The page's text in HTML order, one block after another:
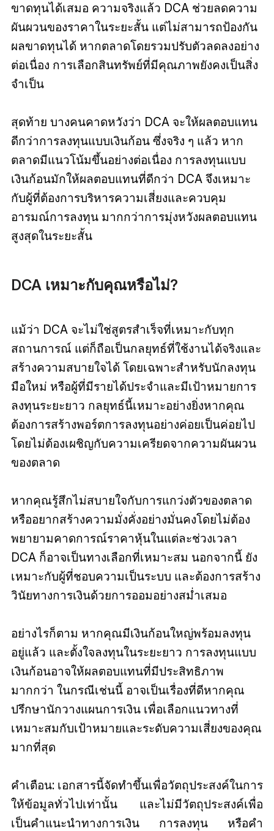
ขาดทุนได้เสมอ ความจริงแล้ว DCA ช่วยลดความ
ผันผวนของราคาในระยะสั้น แต่ไม่สามารถป้องกัน
ผลขาดทุนได้ หากตลาดโดยรวมปรับตัวลดลงอย่าง
ต่อเนื่อง การเลือกสินทรัพย์ที่มีคุณภาพยังคงเป็นสิ่ง
จำเป็น
สุดท้าย บางคนคาดหวังว่า DCA จะให้ผลตอบแทน
ดีกว่าการลงทุนแบบเงินก้อน ซึ่งจริง ๆ แล้ว หาก
ตลาดมีแนวโน้มขึ้นอย่างต่อเนื่อง การลงทุนแบบ
เงินก้อนมักให้ผลตอบแทนที่ดีกว่า DCA จึงเหมาะ
กับผู้ที่ต้องการบริหารความเสี่ยงและควบคุม
อารมณ์การลงทุน มากกว่าการมุ่งหวังผลตอบแทน
สูงสุดในระยะสั้น
DCA เหมาะกับคุณหรือไม่?
แม้ว่า DCA จะไม่ใช่สูตรสำเร็จที่เหมาะกับทุก
สถานการณ์ แต่ก็ถือเป็นกลยุทธ์ที่ใช้งานได้จริงและ
สร้างความสบายใจได้ โดยเฉพาะสำหรับนักลงทุน
มือใหม่ หรือผู้ที่มีรายได้ประจำและมีเป้าหมายการ
ลงทุนระยะยาว กลยุทธ์นี้เหมาะอย่างยิ่งหากคุณ
ต้องการสร้างพอร์ตการลงทุนอย่างค่อยเป็นค่อยไป
โดยไม่ต้องเผชิญกับความเครียดจากความผันผวน
ของตลาด
หากคุณรู้สึกไม่สบายใจกับการแกว่งตัวของตลาด
หรืออยากสร้างความมั่งคั่งอย่างมั่นคงโดยไม่ต้อง
พยายามคาดการณ์ราคาหุ้นในแต่ละช่วงเวลา
DCA ก็อาจเป็นทางเลือกที่เหมาะสม นอกจากนี้ ยัง
เหมาะกับผู้ที่ชอบความเป็นระบบ และต้องการสร้าง
วินัยทางการเงินด้วยการออมอย่างสม่ำเสมอ
อย่างไรก็ตาม หากคุณมีเงินก้อนใหญ่พร้อมลงทุน
อยู่แล้ว และตั้งใจลงทุนในระยะยาว การลงทุนแบบ
เงินก้อนอาจให้ผลตอบแทนที่มีประสิทธิภาพ
มากกว่า ในกรณีเช่นนี้ อาจเป็นเรื่องที่ดีหากคุณ
ปรึกษานักวางแผนการเงิน เพื่อเลือกแนวทางที่
เหมาะสมกับเป้าหมายและระดับความเสี่ยงของคุณ
มากที่สุด
คำเตือน: เอกสารนี้จัดทำขึ้นเพื่อวัตถุประสงค์ในการ
ให้ข้อมูลทั่วไปเท่านั้น และไม่มีวัตถุประสงค์เพื่อ
เป็นคำแนะนำทางการเงิน การลงทุน หรือคำ